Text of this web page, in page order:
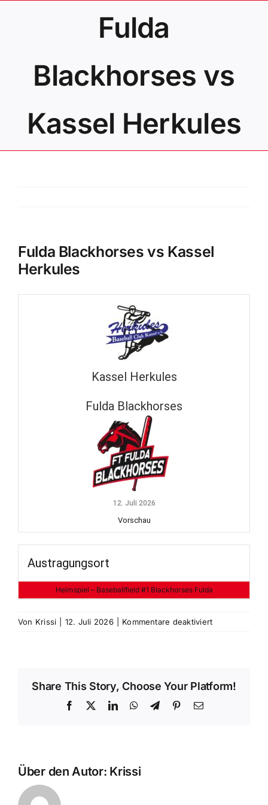
Fulda
Blackhorses vs
Kassel Herkules
Fulda Blackhorses vs Kassel
Herkules
Kassel Herkules
Fulda Blackhorses
12. Juli 2026
Vorschau
Austragungsort
Heimspiel – Baseballfield #1 Blackhorses Fulda
Von Krissi 12. Juli 2026 Kommentare deaktiviertfür
Herkules
Share This Story, Choose Your Platform!
Facebook LinkedInWhatsApp
TelegramPinterest
E-
Über den Autor: Krissi